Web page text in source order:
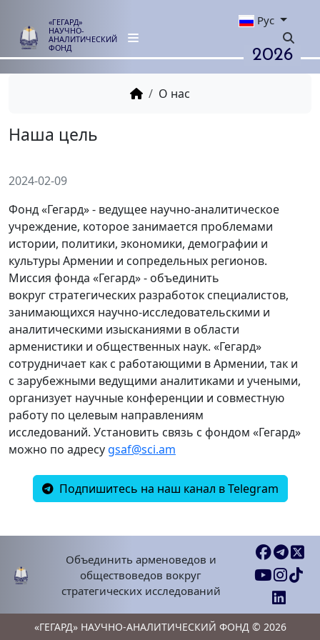
«ГЕГАРД»
НАУЧНО-
АНАЛИТИЧЕСКИЙ
ФОНД
Рус
2026
О нас
2024-02-09
Фонд «Гегард» - ведущее научно-аналитическое
учреждение, которое занимается проблемами
истории, политики, экономики, демографии и
культуры Армении и сопредельных регионов.
Миссия фонда «Гегард» - объединить
вокруг стратегических разработок специалистов,
занимающихся научно-исследовательскими и
аналитическими изысканиями в области
арменистики и общественных наук. «Гегард»
сотрудничает как с работающими в Армении, так и
с зарубежными ведущими аналитиками и учеными,
организует научные конференции и совместную
работу по целевым направлениям
исследований. Установить связь с фондом «Гегард»
можно по адресу gsaf@sci.am
Подпишитесь на наш канал в Telegram
Объединить арменоведов и
обществоведов вокруг
стратегических исследований
«ГЕГАРД» НАУЧНО-АНАЛИТИЧЕСКИЙ ФОНД © 2026